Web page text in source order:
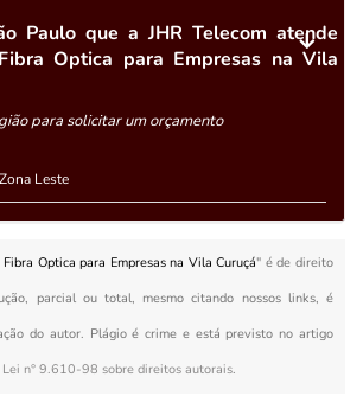
Paulo que a JHR Telecom atende
Optica para Empresas na Vila
para solicitar um orçamento
Zona Leste
Optica para Empresas na Vila Curuçá" é de direito
parcial ou total, mesmo citando nossos links, é
do autor. Plágio é crime e está previsto no artigo
Lei n° 9.610-98 sobre direitos autorais.